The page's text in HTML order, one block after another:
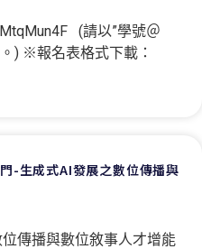
(請以”學號＠
) ※報名表格式下載：
-生成式AI發展之數位傳播與
傳播與數位敘事人才增能